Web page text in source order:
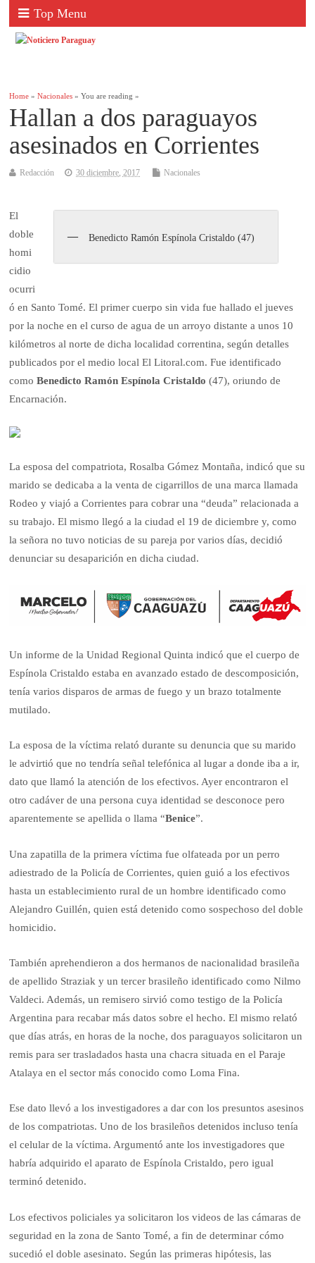
Top Menu
Home »Nacionales » You are reading »
Hallan a dos paraguayos
asesinados en Corrientes
Redacción 30 diciembre, 2017 Nacionales
Benedicto Ramón Espínola Cristaldo (47)
El
doble
homi
cidio
ocurri
ó en Santo Tomé. El primer cuerpo sin vida fue hallado el jueves
por la noche en el curso de agua de un arroyo distante a unos 10
kilómetros al norte de dicha localidad correntina, según detalles
publicados por el medio local El Litoral.com. Fue identificado
comoBenedicto Ramón Espínola Cristaldo (47), oriundo de
Encarnación.
La esposa del compatriota, Rosalba Gómez Montaña, indicó que su
marido se dedicaba a la venta de cigarrillos de una marca llamada
Rodeo y viajó a Corrientes para cobrar una “deuda” relacionada a
su trabajo. El mismo llegó a la ciudad el 19 de diciembre y, como
la señora no tuvo noticias de su pareja por varios días, decidió
denunciar su desaparición en dicha ciudad.
Un informe de la Unidad Regional Quinta indicó que el cuerpo de
Espínola Cristaldo estaba en avanzado estado de descomposición,
tenía varios disparos de armas de fuego y un brazo totalmente
mutilado.
La esposa de la víctima relató durante su denuncia que su marido
le advirtió que no tendría señal telefónica al lugar a donde iba a ir,
dato que llamó la atención de los efectivos. Ayer encontraron el
otro cadáver de una persona cuya identidad se desconoce pero
aparentemente se apellida o llama “Benice”.
Una zapatilla de la primera víctima fue olfateada por un perro
adiestrado de la Policía de Corrientes, quien guió a los efectivos
hasta un establecimiento rural de un hombre identificado como
Alejandro Guillén, quien está detenido como sospechoso del doble
homicidio.
También aprehendieron a dos hermanos de nacionalidad brasileña
de apellido Straziak y un tercer brasileño identificado como Nilmo
Valdeci. Además, un remisero sirvió como testigo de la Policía
Argentina para recabar más datos sobre el hecho. El mismo relató
que días atrás, en horas de la noche, dos paraguayos solicitaron un
remis para ser trasladados hasta una chacra situada en el Paraje
Atalaya en el sector más conocido como Loma Fina.
Ese dato llevó a los investigadores a dar con los presuntos asesinos
de los compatriotas. Uno de los brasileños detenidos incluso tenía
el celular de la víctima. Argumentó ante los investigadores que
habría adquirido el aparato de Espínola Cristaldo, pero igual
terminó detenido.
Los efectivos policiales ya solicitaron los videos de las cámaras de
seguridad en la zona de Santo Tomé, a fin de determinar cómo
sucedió el doble asesinato. Según las primeras hipótesis, las